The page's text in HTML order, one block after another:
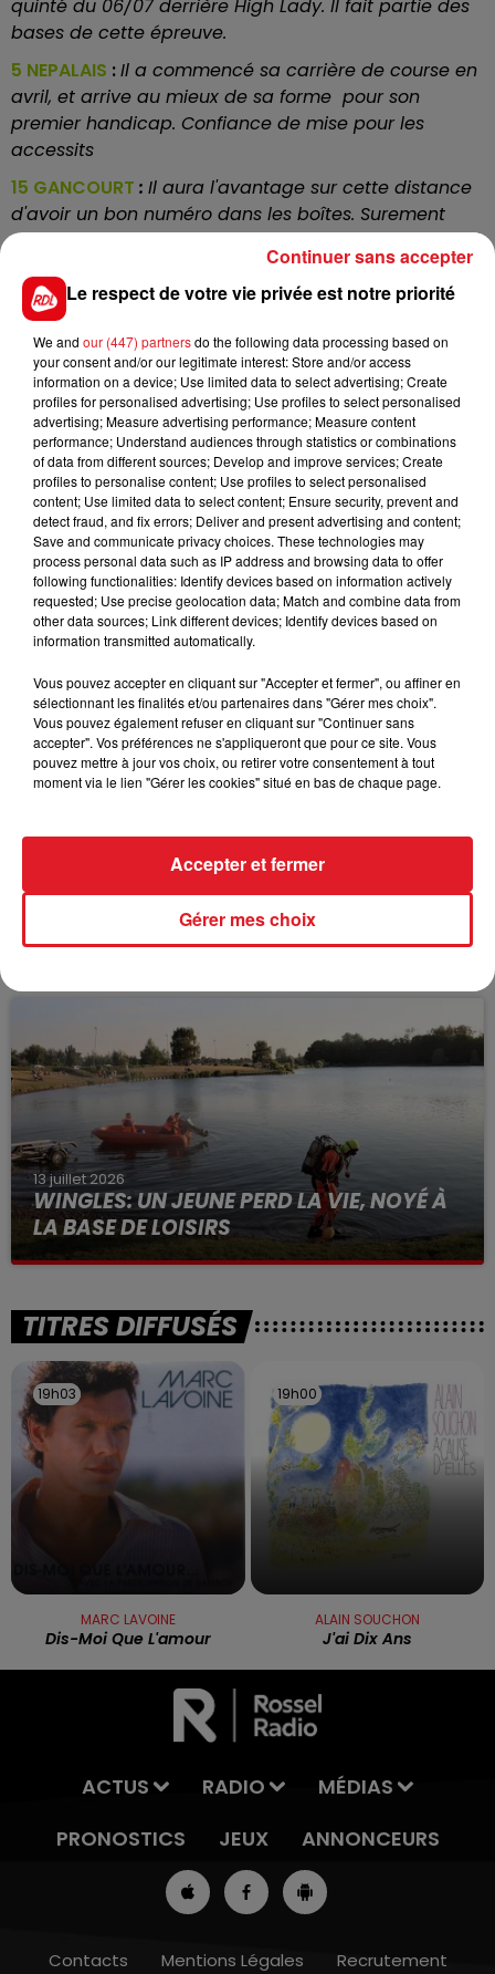
quinté du 06/07 derrière High Lady. Il fait partie des
bases de cette épreuve.
5 NEPALAIS :Il a commencé sa carrière de course en
avril, et arrive au mieux de sa forme pour son
premier handicap. Confiance de mise pour les
accessits
15 GANCOURT : Il aura l'avantage sur cette distance
d'avoir un bon numéro dans les boîtes. Surement
encore un peu vert pour réaliser une grande
performance dans cette course, il peut néanmoins
causer une surprise
13 KENDY TIME
Ses deux dernières courses sur la
distance se sont révélées intéressantes dans des lots
de moindre facture. Bien placé en valeur, une 5ème
place peut lui revenir
En direct des pistes
Mauquenchy (R3) : 406 ISOFOU DU CHENE - 512
GRETAMAN DE BUSSET
Cagnes/Mer (R5) : 208 GRAINE DE MAX - 306
HEROINE DE MAX - 708 IMPERIAL DARLING
FIL D'ACTUS
15 juillet 2026
BÉTHUNE: ENQUÊTE POUR HOMICIDE
VOLONTAIRE EN COURS, APRÈS LA...
13 juillet 2026
WINGLES: UN JEUNE PERD LA VIE, NOYÉ À
LA BASE DE LOISIRS
La victime a coulé à pic
TITRES DIFFUSÉS
19h03
19h03
MARC LAVOINE
Dis-Moi Que L'amour
19h00
19h00
ALAIN SOUCHON
J'ai Dix Ans
ACTUS RADIO
MÉDIAS
PRONOSTICS
JEUX ANNONCEURS
Contacts Mentions Légales Recrutement
Le respect de votre vie privée est notre priorité
We and our (447) partnersdo the following data processing based on
your consent and/or our legitimate interest: Store and/or access
information on a device; Use limited data to select advertising; Create
profiles for personalised advertising; Use profiles to select personalised
advertising; Measure advertising performance; Measure content
performance; Understand audiences through statistics or combinations
of data from different sources; Develop and improve services; Create
profiles to personalise content; Use profiles to select personalised
content; Use limited data to select content; Ensure security, prevent and
detect fraud, and fix errors; Deliver and present advertising and content;
Save and communicate privacy choices. These technologies may
process personal data such as IP address and browsing data to offer
following functionalities: Identify devices based on information actively
requested; Use precise geolocation data; Match and combine data from
other data sources; Link different devices; Identify devices based on
information transmitted automatically.
Vous pouvez accepter en cliquant sur "Accepter et fermer", ou affiner en
sélectionnant les finalités et/ou partenaires dans "Gérer mes choix".
Vous pouvez également refuser en cliquant sur "Continuer sans
accepter". Vos préférences ne s'appliqueront que pour ce site. Vous
pouvez mettre à jour vos choix, ou retirer votre consentement à tout
moment via le lien "Gérer les cookies" situé en bas de chaque page.
Gérer mes choix
Accepter et fermer
Continuer sans accepter